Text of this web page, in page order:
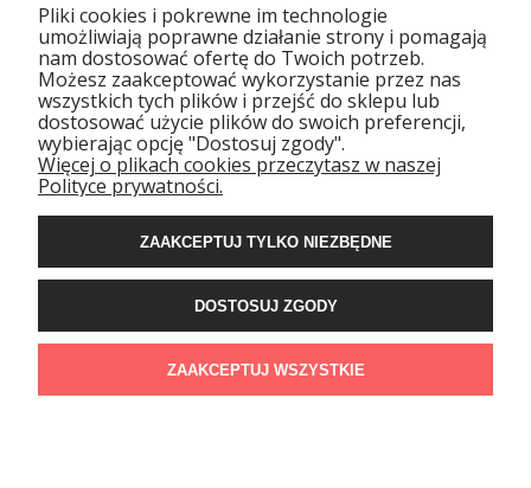
POMOC
DOSTAWA
GWARANCJA I ZWROTY
BIANCHI
Pliki cookies i pokrewne im technologie
umożliwiają poprawne działanie strony i pomagają
nam dostosować ofertę do Twoich potrzeb.
Możesz zaakceptować wykorzystanie przez nas
wszystkich tych plików i przejść do sklepu lub
dostosować użycie plików do swoich preferencji,
wybierając opcję "Dostosuj zgody".
Więcej o plikach cookies przeczytasz w naszej
Polityce prywatności.
ZAAKCEPTUJ TYLKO NIEZBĘDNE
DOSTOSUJ ZGODY
ZAAKCEPTUJ WSZYSTKIE